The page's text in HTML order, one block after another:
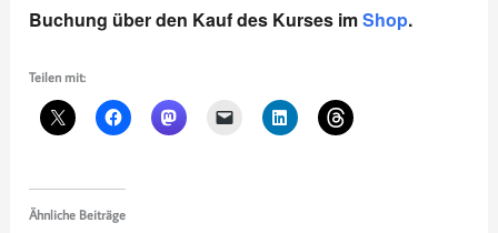
Buchung über den Kauf des Kurses imShop.
Teilen mit:
Ähnliche Beiträge